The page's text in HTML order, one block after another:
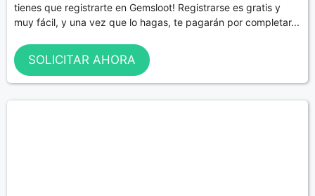
tienes que registrarte en Gemsloot! Registrarse es gratis y
muy fácil, y una vez que lo hagas, te pagarán por completar...
SOLICITAR AHORA